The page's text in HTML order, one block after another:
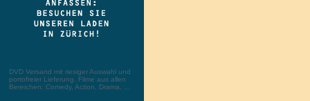
DVD Versand mit riesiger Auswahl und
portofreier Lieferung. Filme aus allen
Bereichen: Comedy, Action, Drama, ...